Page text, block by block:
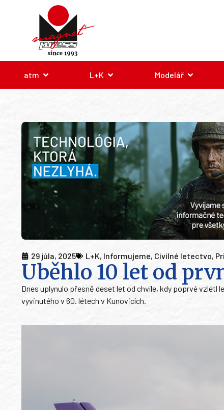
atm L+K Modelář
29 júla, 2025 L+K, Informujeme, Civilné letectvo,
Uběhlo 10 let od
Dnes uplynulo přesně deset let od chvíle, kdy poprvé vzlétl
vyvinutého v 60. létech v Kunovicích.